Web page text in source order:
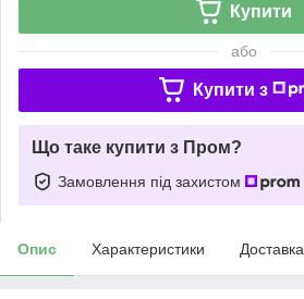
Купити
або
Купити з
Що таке купити з Пром?
Замовлення під захистом
Опис Характеристики Доставка